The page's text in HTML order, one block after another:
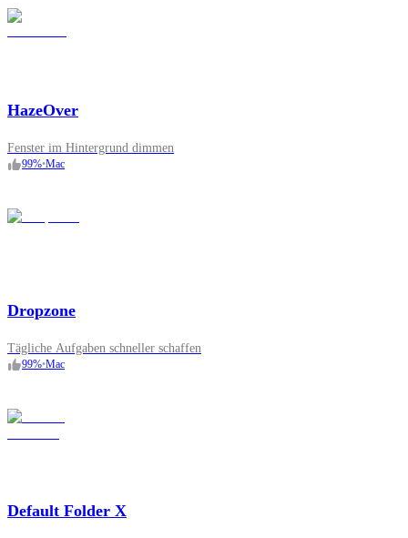
HazeOver
Fenster im Hintergrund dimmen
99%•Mac
Dropzone
Tägliche Aufgaben schneller schaffen
99%•Mac
Default Folder X